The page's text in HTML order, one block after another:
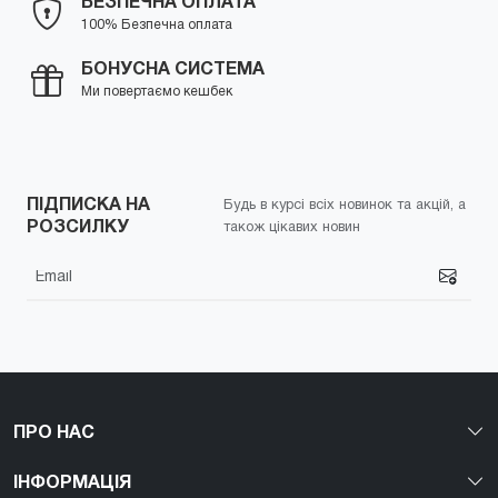
100% Безпечна оплата
БОНУСНА СИСТЕМА
Ми повертаємо кешбек
ПІДПИСКА НА
РОЗСИЛКУ
Будь в курсі всіх новинок та акцій, а
також цікавих новин
ПРО НАС
ІНФОРМАЦІЯ